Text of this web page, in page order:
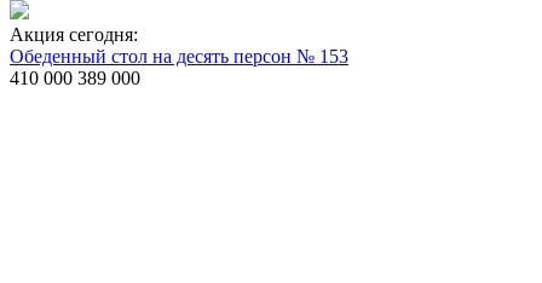
Акция сегодня:
Обеденный стол на десять персон № 153
410 000 389 000